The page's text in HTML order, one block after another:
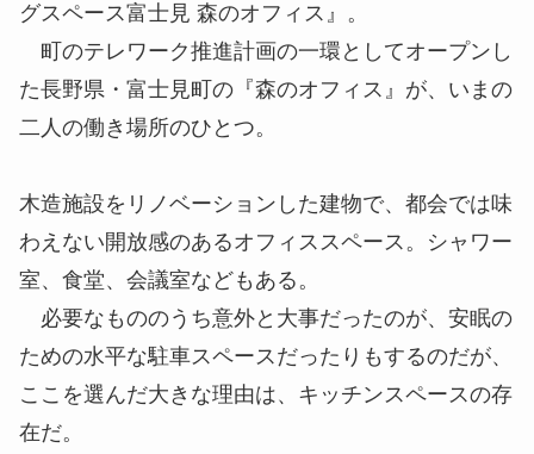
グスペース富士見 森のオフィス』。
町のテレワーク推進計画の一環としてオープンし
た長野県・富士見町の『森のオフィス』が、いまの
二人の働き場所のひとつ。
木造施設をリノベーションした建物で、都会では味
わえない開放感のあるオフィススペース。シャワー
室、食堂、会議室などもある。
必要なもののうち意外と大事だったのが、安眠の
ための水平な駐車スペースだったりもするのだが、
ここを選んだ大きな理由は、キッチンスペースの存
在だ。